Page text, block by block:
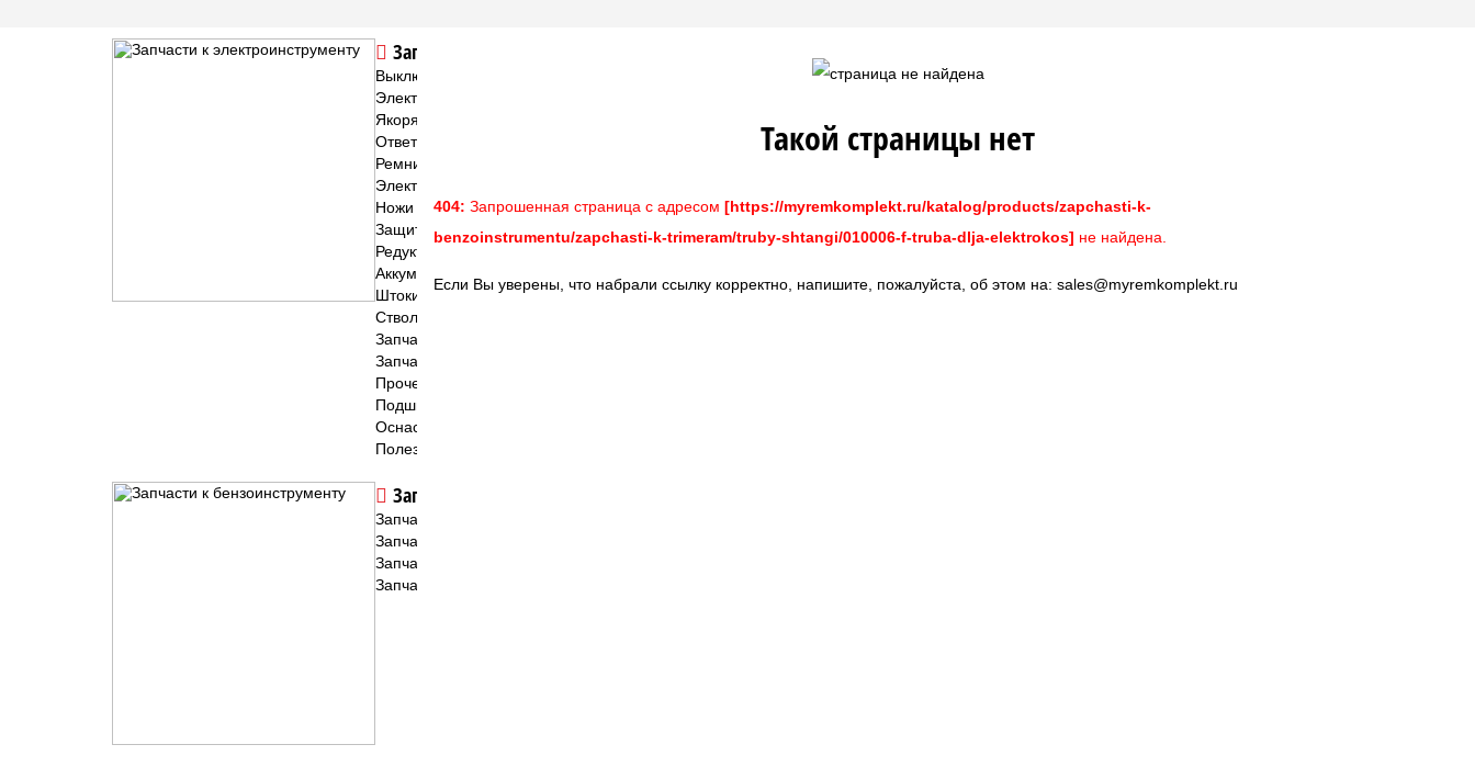
Запчасти к электроинструменту
Выключатели и кнопки
Электроугольные щетки
Якоря и статоры
Ответные шестерни и...
Ремни
Электродвигатели
Ножи для рубанков и станков
Защитные кожухи
Редукторы и корпуса редукторов
Аккумуляторы для...
Штоки для лобзика,...
Стволы и патроны, пьяные...
Запчасти к цепным электропилам
Запчасти к насосным станциям
Прочее(эл.и.)
Подшипники
Оснастка
Полезное
Запчасти к бензоинструменту
Запчасти к бензопилам
Запчасти к бензотриммерам...
Запчасти к мотоблокам и...
Запчасти для генераторов
Такой страницы нет
404: Запрошенная страница с адресом [https://myremkomplekt.ru/katalog/products/zapchasti-k-
benzoinstrumentu/zapchasti-k-trimeram/truby-shtangi/010006-f-truba-dlja-elektrokos] не найдена.
Если Вы уверены, что набрали ссылку корректно, напишите, пожалуйста, об этом на: sales@myremkomplekt.ru